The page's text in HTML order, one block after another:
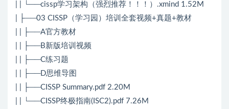
| | └──cissp学习架构（强烈推荐！！！）.xmind 1.52M
| ├──03 CISSP（学习园）培训全套视频+真题+教材
| | ├──A官方教材
| | ├──B新版培训视频
| | ├──C练习题
| | ├──D思维导图
| | ├──CISSP Summary.pdf 2.20M
| | └──CISSP终极指南(ISC2).pdf 7.26M